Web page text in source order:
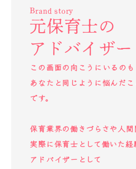
Brand story
元保育士の
アドバイザー
この画面の向こうにいるのも
あなたと同じように悩んだ
です。
保育業界の働きづらさや人間
実際に保育士として働いた経
アドバイザーとして